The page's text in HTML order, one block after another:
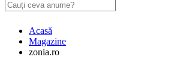
Acasă
Magazine
zonia.ro